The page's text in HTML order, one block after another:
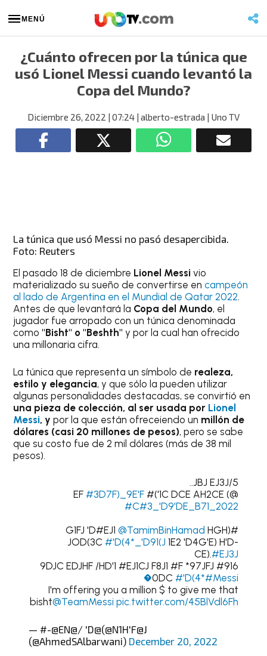
MENÚ
¿Cuánto ofrecen por la túnica que
usó Lionel Messi cuando levantó la
Copa del Mundo?
Diciembre 26, 2022 | 07:24 | alberto-estrada | Uno TV
La túnica que usó Messi no pasó desapercibida.
Foto: Reuters
El pasado 18 de diciembre Lionel Messi vio
materializado su sueño de convertirse en campeón
al lado de Argentina en el Mundial de Qatar 2022.
Antes de que levantará la Copa del Mundo, el
jugador fue arropado con un túnica denominada
como "Bisht" o "Beshth" y por la cual han ofrecido
una millonaria cifra.
La túnica que representa un símbolo de realeza,
estilo y elegancia, y que sólo la pueden utilizar
algunas personalidades destacadas, se convirtió en
una pieza de colección, al ser usada por Lionel
Messi, ypor la que están ofreceiendo un millón de
dólares (casi 20 millones de pesos), pero se sabe
que su costo fue de 2 mil dólares (más de 38 mil
pesos).
5/JBJ EJ3J..
EF#3D7F)_9E'F #('1C DCE AH2CE (@
#C#3_'D9'DE_B71_2022
#(G1FJ 'D#EJ1
@TamimBinHamad HGH
JOD(3C#'D(4*_'D91(J 1E2 'D4G'E) H'D-
CE).#EJ3J
#916 9DJC EDJHF /HD'1 #EJ1CJ F8J1 #F *97JFJ
0DC#'D(4*#Messi�
I'm offering you a million $ to give me that
bisht@TeamMessi pic.twitter.com/45BlVdl6Fh
— #-@EN@/ 'D@(@N1H'F@J
(@AhmedSAlbarwani) December 20, 2022